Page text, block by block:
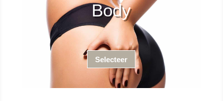
Body
Selecteer